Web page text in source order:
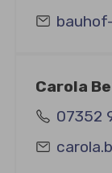
Carola
07352